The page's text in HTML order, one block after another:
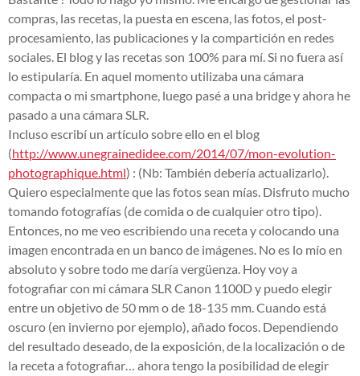
compras, las recetas, la puesta en escena, las fotos, el post-
procesamiento, las publicaciones y la compartición en redes
sociales. El blog y las recetas son 100% para mí. Si no fuera así
lo estipularía. En aquel momento utilizaba una cámara
compacta o mi smartphone, luego pasé a una bridge y ahora he
pasado a una cámara SLR.
Incluso escribí un artículo sobre ello en el blog
(http://www.unegrainedidee.com/2014/07/mon-evolution-
photographique.html) : (Nb: También debería actualizarlo).
Quiero especialmente que las fotos sean mías. Disfruto mucho
tomando fotografías (de comida o de cualquier otro tipo).
Entonces, no me veo escribiendo una receta y colocando una
imagen encontrada en un banco de imágenes. No es lo mío en
absoluto y sobre todo me daría vergüenza. Hoy voy a
fotografiar con mi cámara SLR Canon 1100D y puedo elegir
entre un objetivo de 50 mm o de 18-135 mm. Cuando está
oscuro (en invierno por ejemplo), añado focos. Dependiendo
del resultado deseado, de la exposición, de la localización o de
la receta a fotografiar… ahora tengo la posibilidad de elegir